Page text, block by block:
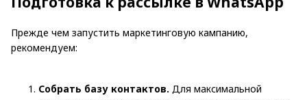
Прежде чем запустить маркетинговую кампанию,
рекомендуем:
Cобрать базу контактов. Для максимальной